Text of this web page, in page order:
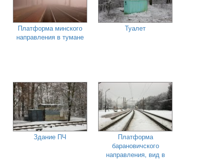
Платформа минского
направления в тумане
Туалет
Здание ПЧ
Платформа
барановичского
направления, вид в